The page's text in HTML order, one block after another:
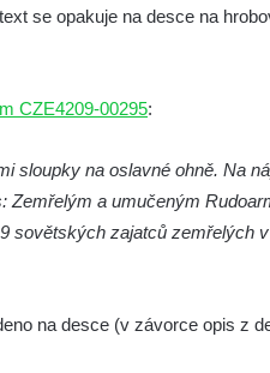
se opakuje na desce na
CZE4209-00295:
sloupky na oslavné ohně. Na
Zemřelým a umučeným
sovětských zajatců zemřelých
na desce (v závorce opis z